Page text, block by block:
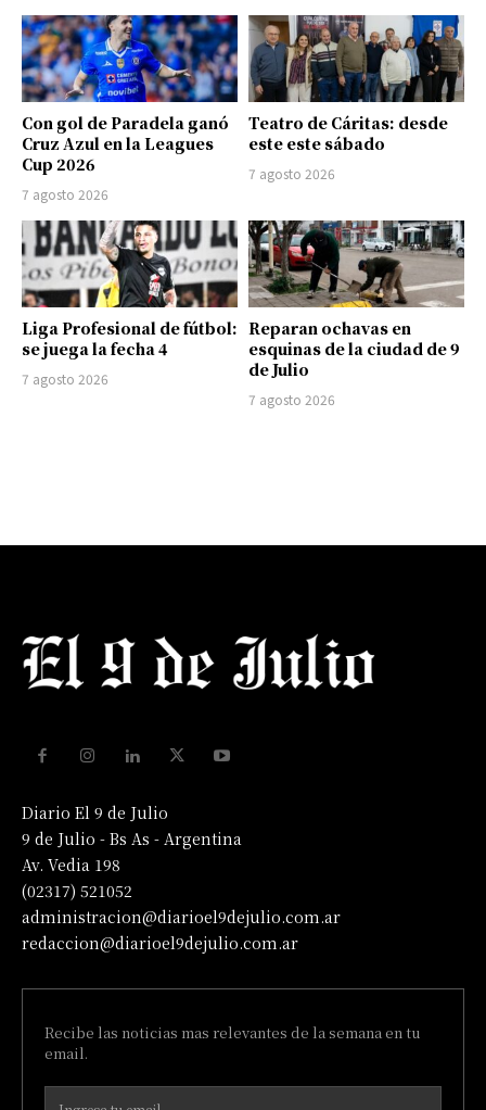
Con gol de Paradela ganó
Cruz Azul en la Leagues
Cup 2026
7 agosto 2026
Teatro de Cáritas: desde
este este sábado
7 agosto 2026
Liga Profesional de fútbol:
se juega la fecha 4
7 agosto 2026
Reparan ochavas en
esquinas de la ciudad de 9
de Julio
7 agosto 2026
Diario El 9 de Julio
9 de Julio - Bs As - Argentina
Av. Vedia 198
(02317) 521052
administracion@diarioel9dejulio.com.ar
redaccion@diarioel9dejulio.com.ar
Recibe las noticias mas relevantes de la semana en tu
email.